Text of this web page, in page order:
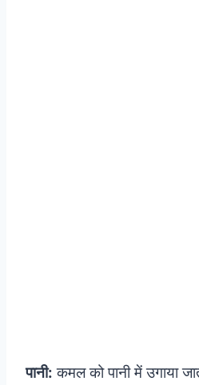
पानी: कमल को पानी में उगाया